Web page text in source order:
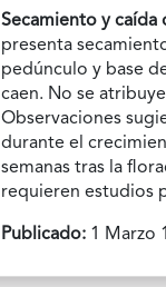
Secamiento y
presenta
pedúnculo y base
caen. No se
Observaciones
durante el
semanas tras la
requieren estudios
Publicado: 1 Marzo